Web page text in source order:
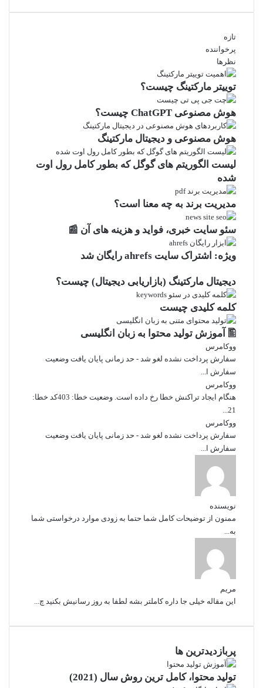
تازه
پرخواننده
نظرها
توییتر مارکتینگ چیست؟
هوش مصنوعی ChatGPT چیست؟
هوش مصنوعی و دیجیتال مارکتینگ
لیست الگوریتم های گوگل که بطور کامل رول اوت
شده
مدیریت برند به چه معنا است؟
سئو سایت خبری، فواید و هزینه های آن 📰
ویژه: اشتراک سایت ahrefs رایگان شد
دیجیتال مارکتینگ (بازاریابی دیجیتال) چیست؟
کلمه کلیدی چیست
🖺 آموزش تولید محتوا به زبان انگلیسی
ووکامرس
سفارش پرداخت نشده لغو شد - حد زمانی پایان یافت وضعیت
سفارش ا...
ووکامرس
هنگام ایجاد تراکنش خطا رخ داده است. وضعیت خطا: 403کد خطا:
21...
ووکامرس
سفارش پرداخت نشده لغو شد - حد زمانی پایان یافت وضعیت
سفارش ا...
نویسنده
ممنون از توضیحات کامل شما حتما به زودی موارد درخواستی شما
به...
مریم
این مقاله خیلی جا داره کاملتر بشه لطفا به روز رسانیش بکنید چ...
پربازدیدترین ها
توليد محتوا، کامل ترین روش سال (2021)